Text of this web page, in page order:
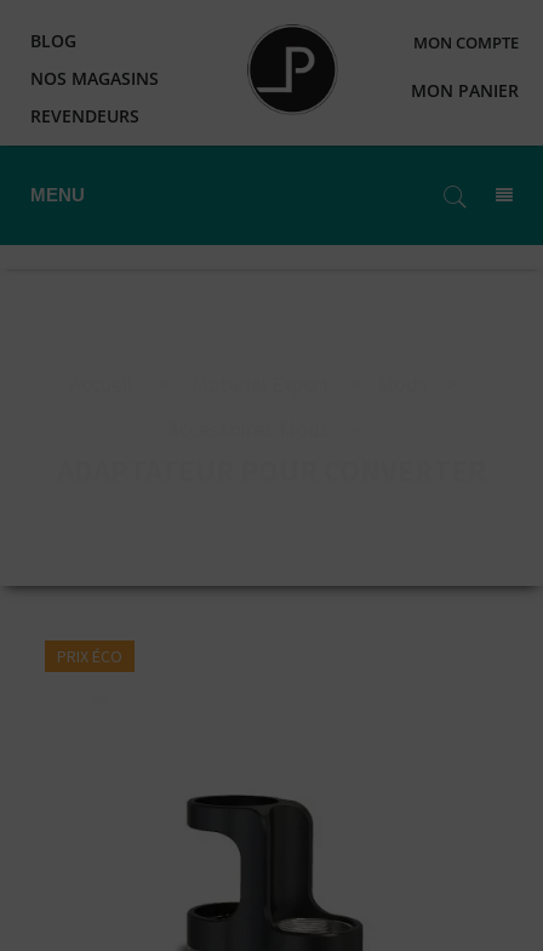
BLOG
NOS MAGASINS
REVENDEURS
MON COMPTE
MON PANIER
MENU
PRIX ÉCO